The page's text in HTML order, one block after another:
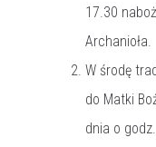
17.30
Archanioła.
W środę
do Matki
dnia o